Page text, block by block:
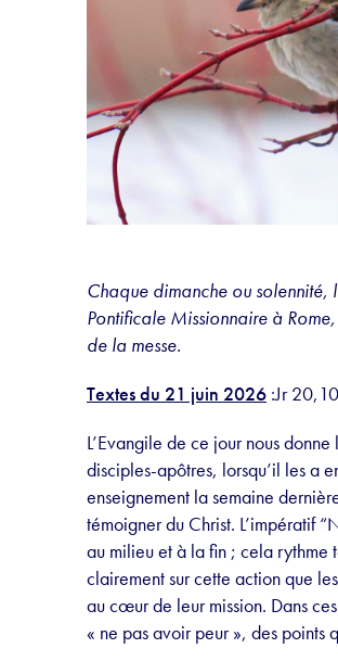
Chaque dimanche ou solennité,
Pontificale Missionnaire à
de la messe.
Textes du 21 juin 2026 :Jr
L’Evangile de ce jour nous
disciples-apôtres, lorsqu’il les a
enseignement la semaine
témoigner du Christ. L’impératif
au milieu et à la fin ; cela rythme
clairement sur cette action que
au cœur de leur mission. Dans
« ne pas avoir peur », des points